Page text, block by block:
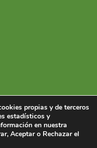
propias y de terceros
estadísticos y
en nuestra
Aceptar o Rechazar el